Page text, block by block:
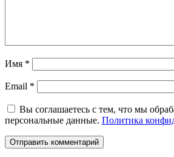
Имя *
Email *
Вы соглашаетесь с тем, что мы
персональные данные. Политика